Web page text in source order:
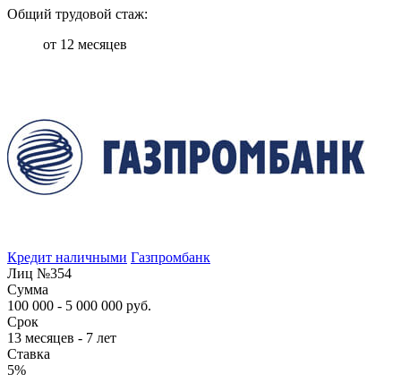
Общий трудовой стаж:
от 12 месяцев
Кредит наличными Газпромбанк
Лиц №354
Сумма
100 000 - 5 000 000 руб.
Срок
13 месяцев - 7 лет
Ставка
5%